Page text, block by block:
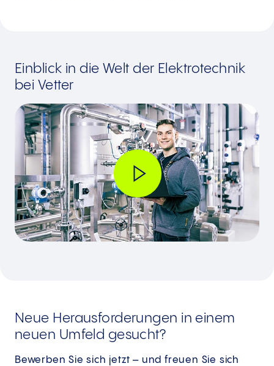
Einblick in die Welt der Elektrotechnik
bei Vetter
Neue Herausforderungen in einem
neuen Umfeld gesucht?
Bewerben Sie sich jetzt – und freuen Sie sich